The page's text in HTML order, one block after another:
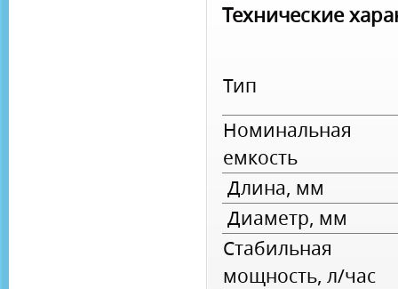
Технические
Тип
Номинальная
емкость
Длина, мм
Диаметр, мм
Стабильная
мощность, л/час